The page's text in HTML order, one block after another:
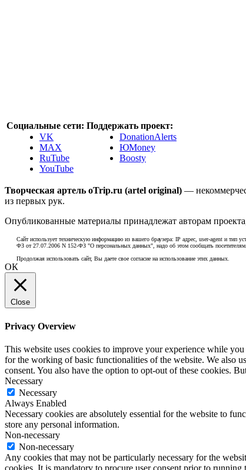
Социальные сети:
VK
MAX
RuTube
YouTube
Поддержать проект:
DonationAlerts
ЮMoney
Boosty
Творческая артель oTrip.ru (artel original) —
из первых рук.
Опубликованные материалы принадлежат авторам
Сайт использует техническую информацию из вашего браузера: IP адрес, user-agent и тип
ФЗ от 27.07.2006 N 152-ФЗ "О персональных данных", надо об этом сообщать посетителям.
Продолжая использовать сайт, Вы даете свое согласие на использование этих данных.
ОК
Close
Privacy Overview
This website uses cookies to improve your experience while
for the working of basic functionalities of the website. We also
consent. You also have the option to opt-out of these cookies.
Necessary
Necessary
Always Enabled
Necessary cookies are absolutely essential for the website to
store any personal information.
Non-necessary
Non-necessary
Any cookies that may not be particularly necessary for the
cookies. It is mandatory to procure user consent prior to running